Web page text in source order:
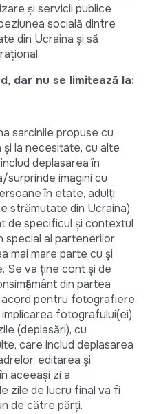
și servicii publice
socială dintre
din Ucraina și să
dar nu se limitează la:
sarcinile propuse cu
la necesitate, cu alte
deplasarea în
imagini cu
în etate, adulți,
strămutate din Ucraina).
de specificul și contextul
special al partenerilor
mai mare parte cu și
Se va ține cont și de
din partea
pentru fotografiere.
fotografului(ei)
(deplasări), cu
care includ deplasarea
editarea și
aceeași zi a
zile de lucru final va fi
de către părți.